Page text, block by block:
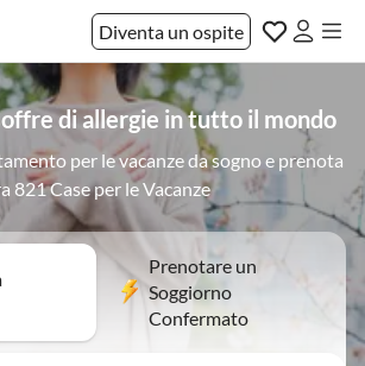
Diventa un ospite
di allergie in tutto il mondo
per le vacanze da sogno e prenota
821 Case per le Vacanze
Prenotare un
Soggiorno
Confermato